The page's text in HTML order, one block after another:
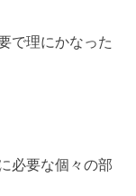
で理にかなった
必要な個々の部